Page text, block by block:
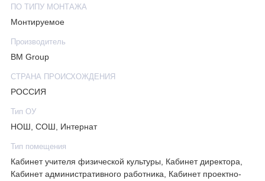
ПО ТИПУ МОНТАЖА
Монтируемое
Производитель
BM Group
СТРАНА ПРОИСХОЖДЕНИЯ
РОССИЯ
Тип ОУ
НОШ, СОШ, Интернат
Тип помещения
Кабинет учителя физической культуры, Кабинет директора,
Кабинет административного работника, Кабинет проектно-